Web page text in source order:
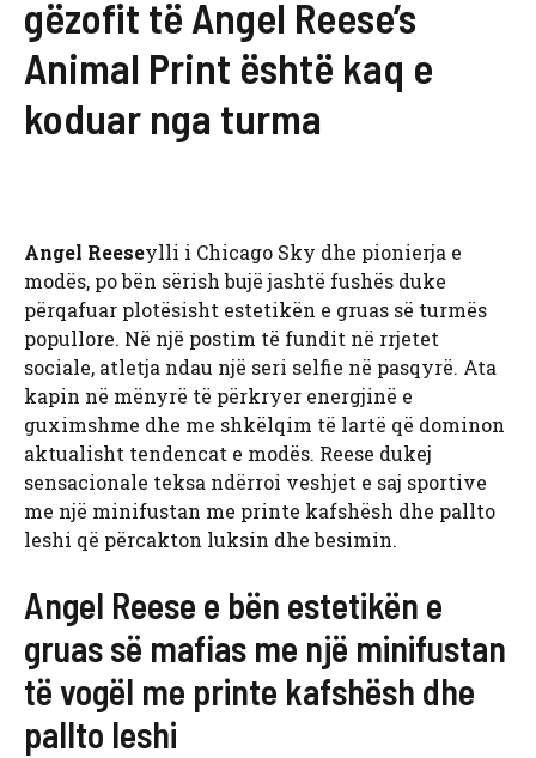
gëzofit të Angel Reese’s
Animal Print është kaq e
koduar nga turma
Angel Reeseylli i Chicago Sky dhe pionierja e
modës, po bën sërish bujë jashtë fushës duke
përqafuar plotësisht estetikën e gruas së turmës
popullore. Në një postim të fundit në rrjetet
sociale, atletja ndau një seri selfie në pasqyrë. Ata
kapin në mënyrë të përkryer energjinë e
guximshme dhe me shkëlqim të lartë që dominon
aktualisht tendencat e modës. Reese dukej
sensacionale teksa ndërroi veshjet e saj sportive
me një minifustan me printe kafshësh dhe pallto
leshi që përcakton luksin dhe besimin.
Angel Reese e bën estetikën e
gruas së mafias me një minifustan
të vogël me printe kafshësh dhe
pallto leshi